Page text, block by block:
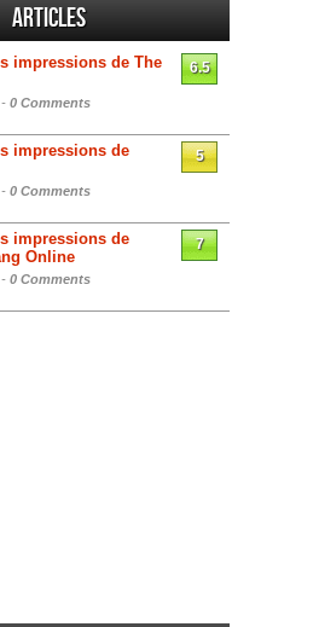
Articles
impressions de The
0 Comments
6.5
impressions de
0 Comments
5
impressions de
Online
0 Comments
7